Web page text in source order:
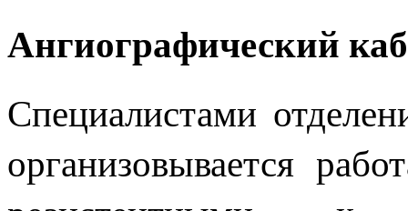
Ангиографический
Специалистами
организовывается